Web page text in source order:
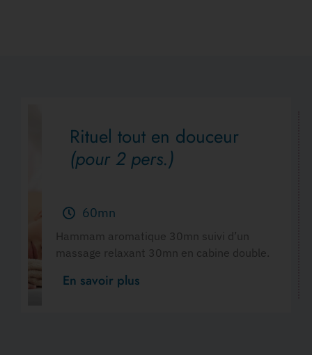
Rituel tout en douceur
(pour 2 pers.)
60mn
Hammam aromatique 30mn suivi d’un
massage relaxant 30mn en cabine double.
En savoir plus